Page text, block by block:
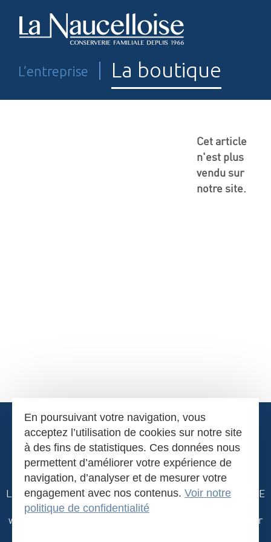
L’entreprise La boutique
Condiments
Confitures
Cet article
n'est plus
vendu sur
notre site.
La Naucelloise-Z.A. de Merlin-12800 NAUCELLE-GARE
- AVEYRON -Tél.05 65 69 20 20
www.lanaucelloise.fr
contact@lanaucelloise.fr
En poursuivant votre navigation, vous
acceptez l’utilisation de cookies sur notre site
à des fins de statistiques. Ces données nous
permettent d’améliorer votre expérience de
navigation, d’analyser et de mesurer votre
engagement avec nos contenus. Voir notre
politique de confidentialité